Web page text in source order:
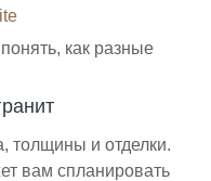
как разные
толщины и отделки.
вам спланировать